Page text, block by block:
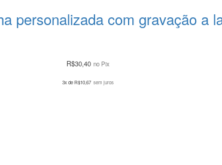
personalizada com gravação a
R$30,40 no Pix
3x deR$10,67 sem juros